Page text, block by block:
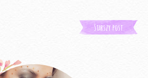
Starszy post